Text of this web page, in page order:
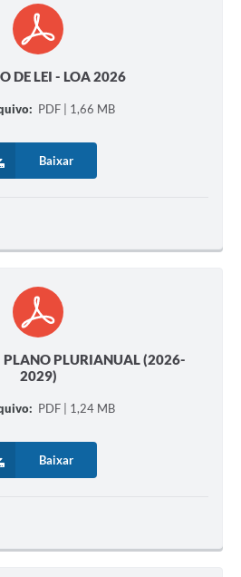
DE LEI - LOA 2026
PDF | 1,66 MB
Baixar
PLANO PLURIANUAL (2026-
2029)
PDF | 1,24 MB
Baixar